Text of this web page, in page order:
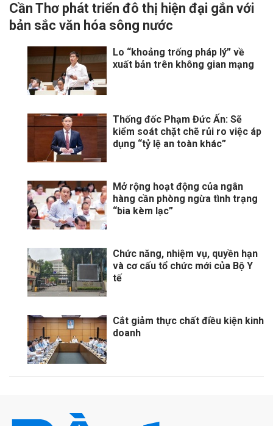
Cần Thơ phát triển đô thị hiện đại gắn với
bản sắc văn hóa sông nước
Lo “khoảng trống pháp lý” về
xuất bản trên không gian mạng
Thống đốc Phạm Đức Ấn: Sẽ
kiểm soát chặt chẽ rủi ro việc áp
dụng “tỷ lệ an toàn khác”
Mở rộng hoạt động của ngân
hàng cần phòng ngừa tình trạng
“bia kèm lạc”
Chức năng, nhiệm vụ, quyền hạn
và cơ cấu tổ chức mới của Bộ Y
tế
Cắt giảm thực chất điều kiện kinh
doanh